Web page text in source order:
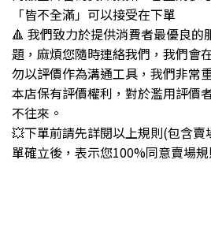
「皆不全滿」可以接受在下單
🔺 我們致力於提供消費者最優良的
題，麻煩您隨時連絡我們，我們會
勿以評價作為溝通工具，我們非常
本店保有評價權利，對於濫用評價
不往來。
💥下單前請先詳閱以上規則(包含
單確立後，表示您100%同意賣場